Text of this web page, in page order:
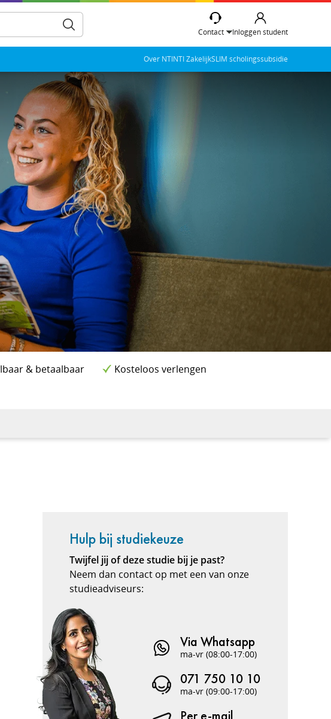
Contact Inloggen student
Over NTINTI ZakelijkSLIM scholingssubsidie
& betaalbaar Kosteloos verlengen
Hulp bij studiekeuze
Twijfel jij of deze studie bij je past?
Neem dan contact op met een van onze
studieadviseurs:
Via Whatsapp
ma-vr (08:00-17:00)
071 750 10 10
ma-vr (09:00-17:00)